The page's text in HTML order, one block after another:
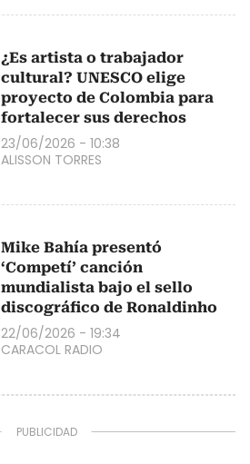
¿Es artista o trabajador
cultural? UNESCO elige
proyecto de Colombia para
fortalecer sus derechos
23/06/2026 - 10:38
ALISSON TORRES
Mike Bahía presentó
‘Competí’ canción
mundialista bajo el sello
discográfico de Ronaldinho
22/06/2026 - 19:34
CARACOL RADIO